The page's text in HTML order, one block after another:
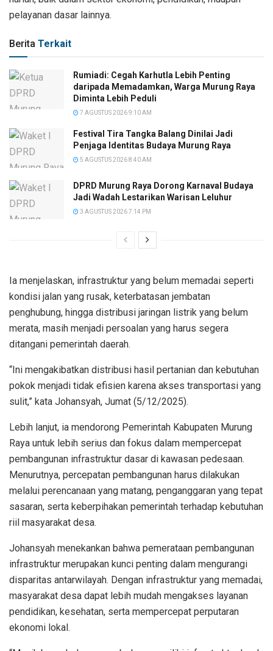
pelayanan dasar lainnya.
Berita Terkait
Rumiadi: Cegah Karhutla Lebih Penting
daripada Memadamkan, Warga Murung Raya
Diminta Lebih Peduli
7 AGUSTUS 2026 9:10 AM
Festival Tira Tangka Balang Dinilai Jadi
Penjaga Identitas Budaya Murung Raya
5 AGUSTUS 2026 8:40 AM
DPRD Murung Raya Dorong Karnaval Budaya
Jadi Wadah Lestarikan Warisan Leluhur
3 AGUSTUS 2026 7:14 PM
Ia menjelaskan, infrastruktur yang belum memadai seperti
kondisi jalan yang rusak, keterbatasan jembatan
penghubung, hingga distribusi jaringan listrik yang belum
merata, masih menjadi persoalan yang harus segera
ditangani pemerintah daerah.
“Ini mengakibatkan distribusi hasil pertanian dan kebutuhan
pokok menjadi tidak efisien karena akses transportasi yang
sulit,” kata Johansyah, Jumat (5/12/2025).
Lebih lanjut, ia mendorong Pemerintah Kabupaten Murung
Raya untuk lebih serius dan fokus dalam mempercepat
pembangunan infrastruktur dasar di kawasan pedesaan.
Menurutnya, percepatan pembangunan harus dilakukan
melalui perencanaan yang matang, penganggaran yang tepat
sasaran, serta keberpihakan pemerintah terhadap kebutuhan
riil masyarakat desa.
Johansyah menekankan bahwa pemerataan pembangunan
infrastruktur merupakan kunci penting dalam mengurangi
disparitas antarwilayah. Dengan infrastruktur yang memadai,
masyarakat desa dapat lebih mudah mengakses layanan
pendidikan, kesehatan, serta mempercepat perputaran
ekonomi lokal.